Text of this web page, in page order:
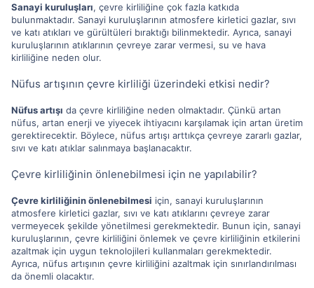
Sanayi kuruluşları, çevre kirliliğine çok fazla katkıda
bulunmaktadır. Sanayi kuruluşlarının atmosfere kirletici gazlar, sıvı
ve katı atıkları ve gürültüleri bıraktığı bilinmektedir. Ayrıca, sanayi
kuruluşlarının atıklarının çevreye zarar vermesi, su ve hava
kirliliğine neden olur.
Nüfus artışının çevre kirliliği üzerindeki etkisi nedir?
Nüfus artışı da çevre kirliliğine neden olmaktadır. Çünkü artan
nüfus, artan enerji ve yiyecek ihtiyacını karşılamak için artan üretim
gerektirecektir. Böylece, nüfus artışı arttıkça çevreye zararlı gazlar,
sıvı ve katı atıklar salınmaya başlanacaktır.
Çevre kirliliğinin önlenebilmesi için ne yapılabilir?
Çevre kirliliğinin önlenebilmesi için, sanayi kuruluşlarının
atmosfere kirletici gazlar, sıvı ve katı atıklarını çevreye zarar
vermeyecek şekilde yönetilmesi gerekmektedir. Bunun için, sanayi
kuruluşlarının, çevre kirliliğini önlemek ve çevre kirliliğinin etkilerini
azaltmak için uygun teknolojileri kullanmaları gerekmektedir.
Ayrıca, nüfus artışının çevre kirliliğini azaltmak için sınırlandırılması
da önemli olacaktır.